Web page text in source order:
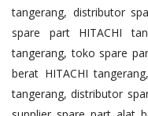
tangerang, distributor
spare part HITACHI
tangerang, toko spare
berat HITACHI
tangerang, distributor